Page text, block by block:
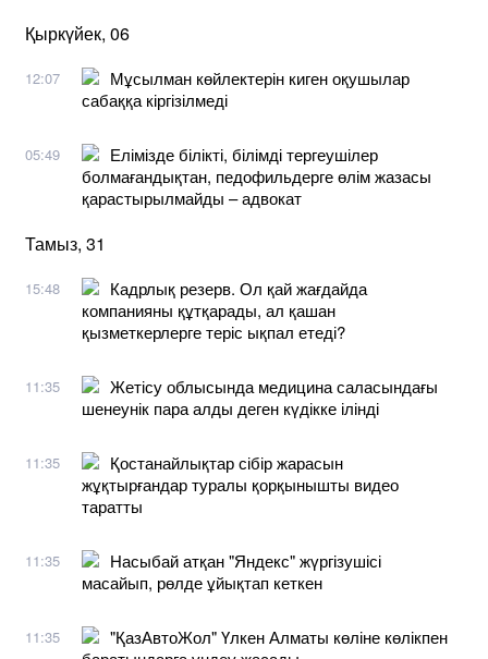
Қыркүйек, 06
12:07
Мұсылман көйлектерін киген оқушылар
сабаққа кіргізілмеді
05:49
Елімізде білікті, білімді тергеушілер
болмағандықтан, педофильдерге өлім жазасы
қарастырылмайды – адвокат
Тамыз, 31
15:48
Кадрлық резерв. Ол қай жағдайда
компанияны құтқарады, ал қашан
қызметкерлерге теріс ықпал етеді?
11:35
Жетісу облысында медицина саласындағы
шенеунік пара алды деген күдікке ілінді
11:35
Қостанайлықтар сібір жарасын
жұқтырғандар туралы қорқынышты видео
таратты
11:35
Насыбай атқан "Яндекс" жүргізушісі
масайып, рөлде ұйықтап кеткен
11:35
"ҚазАвтоЖол" Үлкен Алматы көліне көлікпен